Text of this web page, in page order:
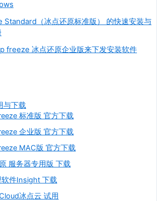
Standard（冰点还原标准版） 的快速安装与
freeze 冰点还原企业版来下发安装软件
与下载
标准版 官方下载
企业版 官方下载
MAC版 官方下载
服务器专用版 下载
件Insight 下载
冰点云 试用